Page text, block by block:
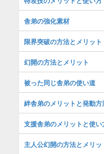
舎弟の強化素材
限界突破の方法とメリット
幻開の方法とメリット
被った同じ舎弟の使い道
絆舎弟のメリットと発動方
支援舎弟のメリットと使い
主人公幻開の方法とメリッ